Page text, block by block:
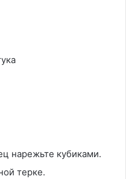
нарежьте кубиками.
терке.